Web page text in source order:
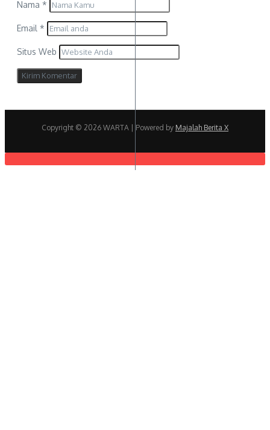
Nama *
Email *
Situs Web
Copyright © 2026 WARTA | Powered by Majalah Berita X